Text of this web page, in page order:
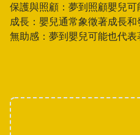
保護與照顧：夢到照顧嬰兒
成長：嬰兒通常象徵著成長
無助感：夢到嬰兒可能也代